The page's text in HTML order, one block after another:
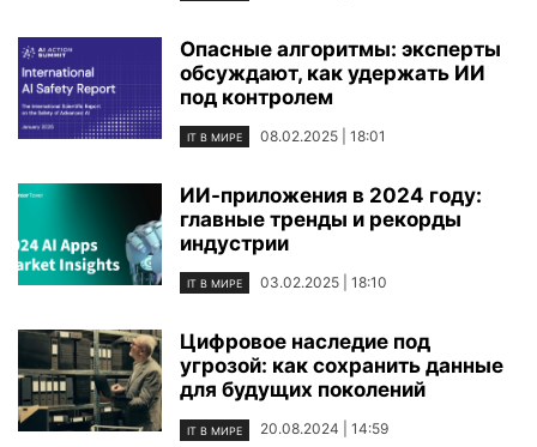
Опасные алгоритмы: эксперты
обсуждают, как удержать ИИ
под контролем
IT В МИРЕ 08.02.2025 | 18:01
ИИ-приложения в 2024 году:
главные тренды и рекорды
индустрии
IT В МИРЕ 03.02.2025 | 18:10
Цифровое наследие под
угрозой: как сохранить данные
для будущих поколений
IT В МИРЕ 20.08.2024 | 14:59